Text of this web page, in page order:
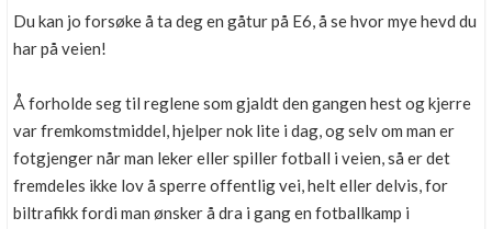
Du kan jo forsøke å ta deg en gåtur på E6, å se hvor mye hevd du
har på veien!
Å forholde seg til reglene som gjaldt den gangen hest og kjerre
var fremkomstmiddel, hjelper nok lite i dag, og selv om man er
fotgjenger når man leker eller spiller fotball i veien, så er det
fremdeles ikke lov å sperre offentlig vei, helt eller delvis, for
biltrafikk fordi man ønsker å dra i gang en fotballkamp i